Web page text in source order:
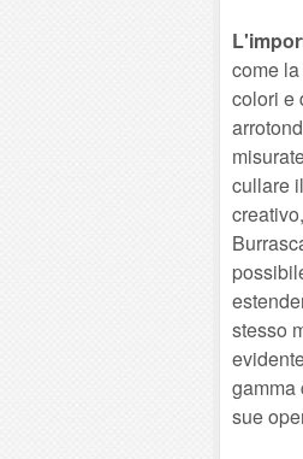
come
colori e
cullare
stesso
gamma
sue